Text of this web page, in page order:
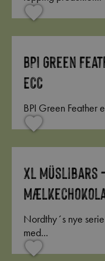
BPI Green
ECC
BPI Green
XL Müslibars
Nordthy´s nye serie af lækre sprøde XL müsli bars
med...